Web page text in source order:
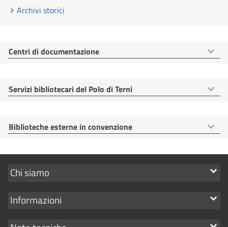
Archivi storici
Mostra
voci
Centri di documentazione
Mostra
voci
Servizi bibliotecari del Polo di Terni
Mostra
voci
Biblioteche esterne in convenzione
Mostra
link
Chi siamo
Mostra
Informazioni